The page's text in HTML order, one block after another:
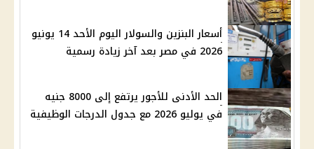
أسعار البنزين والسولار اليوم الأحد 14 يونيو
2026 في مصر بعد آخر زيادة رسمية
الحد الأدنى للأجور يرتفع إلى 8000 جنيه
في يوليو 2026 مع جدول الدرجات الوظيفية